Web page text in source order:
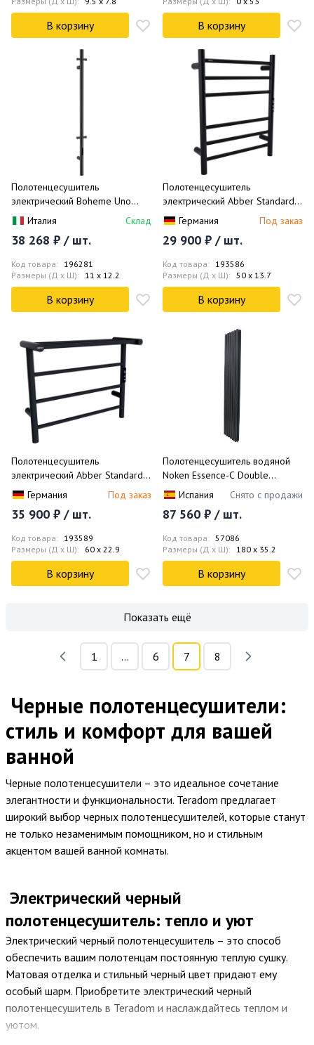
В корзину В корзину
Полотенцесушитель
электрический Boheme Uno
726-B (черный матовый)
Италия Склад
38 268 ₽ / шт.
Код товара: 196281
Размеры (Д x Ш): 11 x 12.2
В корзину
Полотенцесушитель
электрический Abber Standard
AH4606MB 50x63 (черный
матовый)
Германия Под заказ
29 900 ₽ / шт.
Код товара: 193586
Размеры (Д x Ш): 50 x 13.7
В корзину
Полотенцесушитель
электрический Abber Standard
AH4614MB 60x50 (черный
матовый)
Германия Под заказ
35 900 ₽ / шт.
Код товара: 193589
Размеры (Д x Ш): 60 x 22.9
В корзину
Полотенцесушитель водяной
Noken Essence-C Double
100093859-N523131160
Испания Снято с продажи
87 560 ₽ / шт.
Код товара: 57086
Размеры (Д x Ш): 180 x 35.2
В корзину
Показать ещё
1 ... 6 7 8
Черные полотенцесушители:
стиль и комфорт для вашей
ванной
Черные полотенцесушители – это идеальное сочетание
элегантности и функциональности. Teradom предлагает
широкий выбор черных полотенцесушителей, которые станут
не только незаменимым помощником, но и стильным
акцентом вашей ванной комнаты.
Электрический черный
полотенцесушитель: тепло и уют
Электрический черный полотенцесушитель – это способ
обеспечить вашим полотенцам постоянную теплую сушку.
Матовая отделка и стильный черный цвет придают ему
особый шарм. Приобретите электрический черный
полотенцесушитель в Teradom и наслаждайтесь теплом и
уютом.